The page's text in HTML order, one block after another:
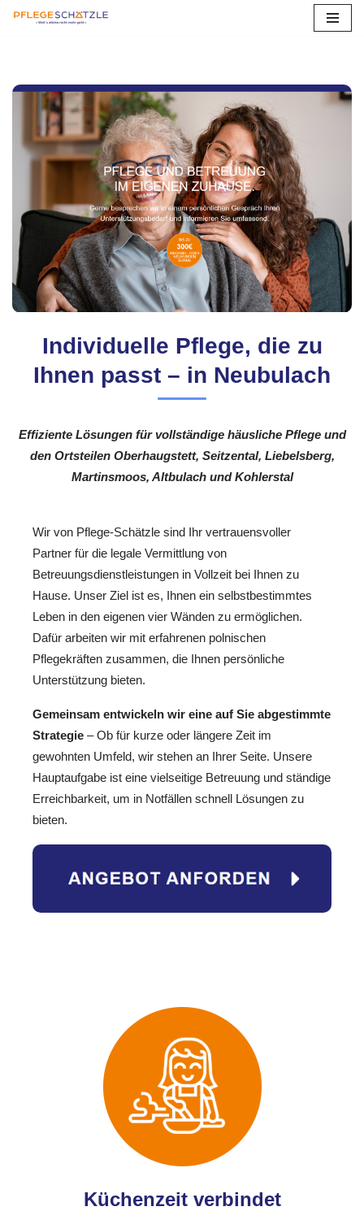
springen
Individuelle Pflege, die zu
Ihnen passt – in Neubulach
Effiziente Lösungen für vollständige häusliche Pflege und
den Ortsteilen Oberhaugstett, Seitzental, Liebelsberg,
Martinsmoos, Altbulach und Kohlerstal
Wir von Pflege-Schätzle sind Ihr vertrauensvoller
Partner für die legale Vermittlung von
Betreuungsdienstleistungen in Vollzeit bei Ihnen zu
Hause. Unser Ziel ist es, Ihnen ein selbstbestimmtes
Leben in den eigenen vier Wänden zu ermöglichen.
Dafür arbeiten wir mit erfahrenen polnischen
Pflegekräften zusammen, die Ihnen persönliche
Unterstützung bieten.
Gemeinsam entwickeln wir eine auf Sie abgestimmte
Strategie – Ob für kurze oder längere Zeit im
gewohnten Umfeld, wir stehen an Ihrer Seite. Unsere
Hauptaufgabe ist eine vielseitige Betreuung und ständige
Erreichbarkeit, um in Notfällen schnell Lösungen zu
bieten.
Küchenzeit verbindet